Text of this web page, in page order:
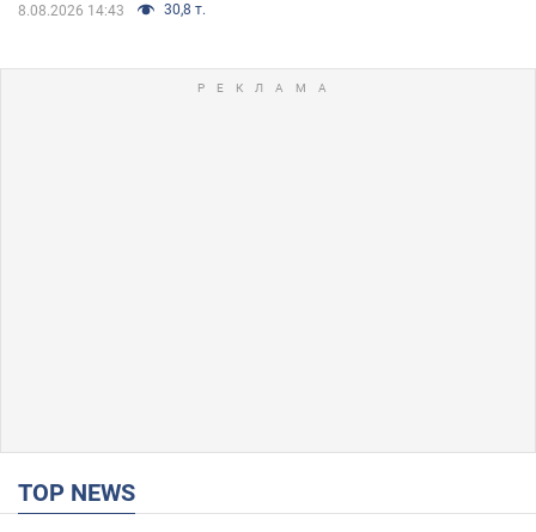
8.08.2026 14:43 30,8 т.
TOP NEWS